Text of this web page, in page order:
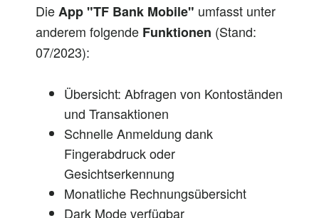
DieApp "TF Bank Mobile" umfasst unter
anderem folgende Funktionen (Stand:
07/2023):
Übersicht: Abfragen von Kontoständen
und Transaktionen
Schnelle Anmeldung dank
Fingerabdruck oder
Gesichtserkennung
Monatliche Rechnungsübersicht
Dark Mode verfügbar